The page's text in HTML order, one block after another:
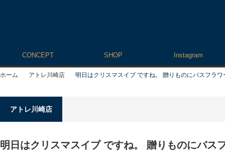
CONCEPT SHOP Instagram
ホーム アトレ川崎店 明日はクリスマスイブ ですね。 贈りものにバスフラ
アトレ川崎店
明日はクリスマスイブ ですね。 贈りものにバス